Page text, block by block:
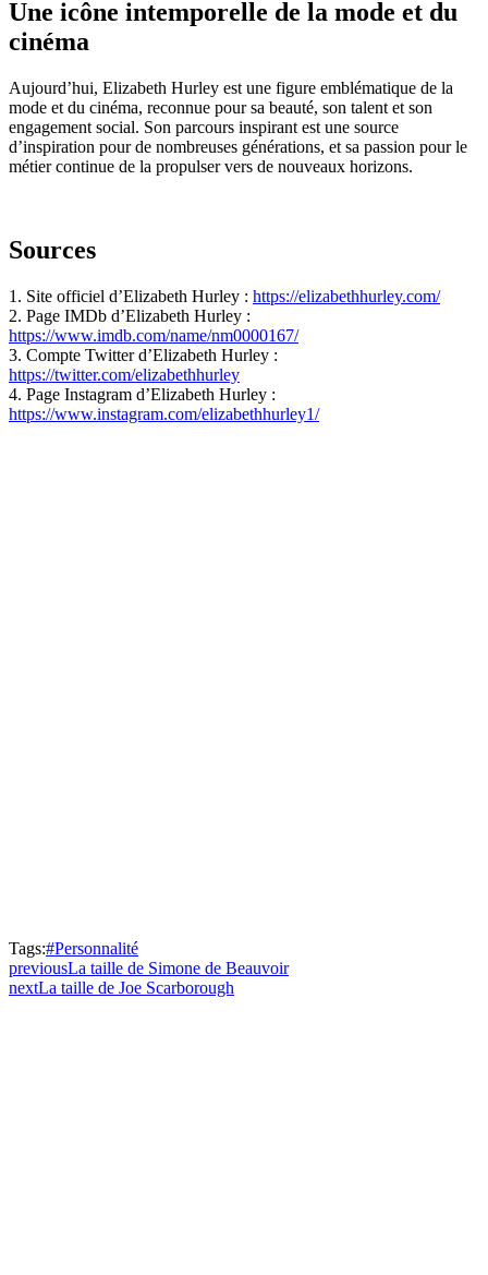
Une icône intemporelle de la mode et du
cinéma
Aujourd’hui, Elizabeth Hurley est une figure emblématique de la
mode et du cinéma, reconnue pour sa beauté, son talent et son
engagement social. Son parcours inspirant est une source
d’inspiration pour de nombreuses générations, et sa passion pour le
métier continue de la propulser vers de nouveaux horizons.
Sources
1. Site officiel d’Elizabeth Hurley : https://elizabethhurley.com/
2. Page IMDb d’Elizabeth Hurley :
https://www.imdb.com/name/nm0000167/
3. Compte Twitter d’Elizabeth Hurley :
https://twitter.com/elizabethhurley
4. Page Instagram d’Elizabeth Hurley :
https://www.instagram.com/elizabethhurley1/
Tags:#Personnalité
previousLa taille de Simone de Beauvoir
nextLa taille de Joe Scarborough